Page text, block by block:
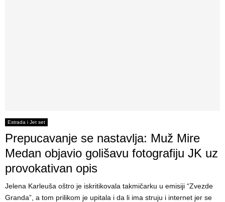
Estrada i Jet set
Prepucavanje se nastavlja: Muž Mire
Medan objavio golišavu fotografiju JK uz
provokativan opis
Jelena Karleuša oštro je iskritikovala takmičarku u emisiji “Zvezde
Granda”, a tom prilikom je upitala i da li ima struju i internet jer se